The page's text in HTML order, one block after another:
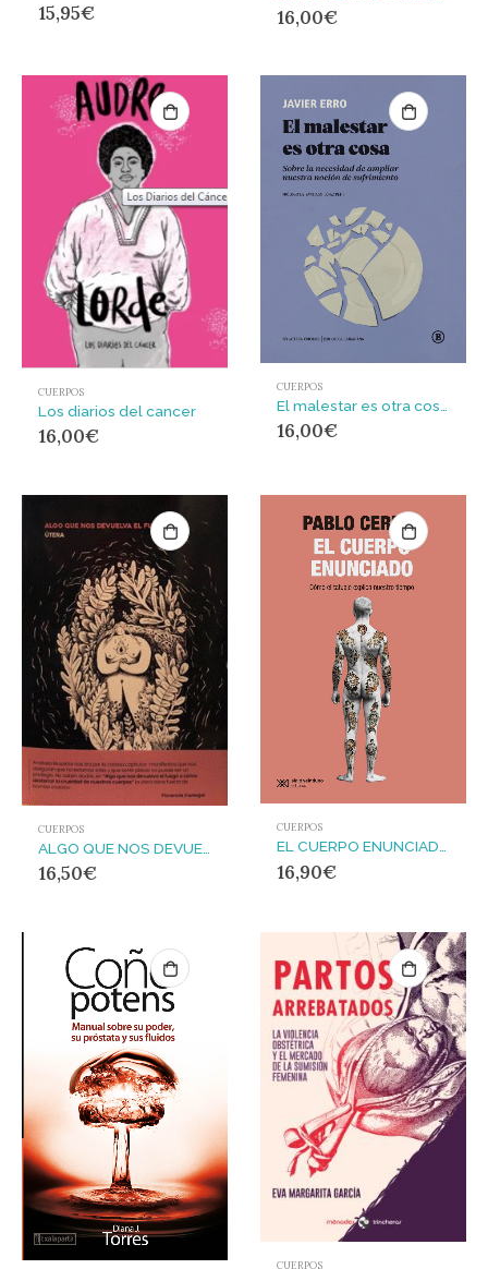
15,95€ 16,00€
CUERPOS
Los diarios del cancer
16,00€
CUERPOS
16,00€
CUERPOS
16,50€
CUERPOS
EL CUERPO ENUNCIADO : CÓMO EL TATUAJE EXPLICA NUESTRO TIEMPO
16,90€
CUERPOS